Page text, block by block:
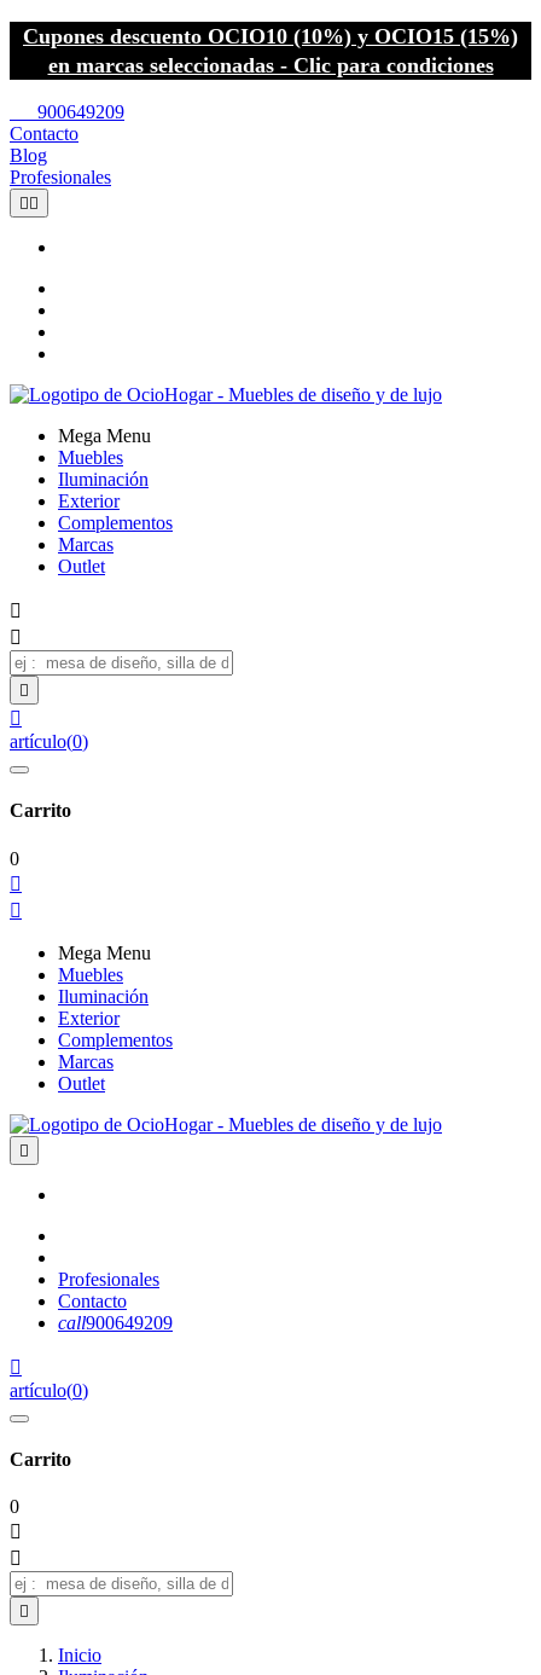
Cupones descuento OCIO10 (10%) y OCIO15 (15%)
en marcas seleccionadas - Clic para condiciones
900649209
Contacto
Blog
Profesionales
 
Mega Menu
Muebles
Iluminación
Exterior
Complementos
Marcas
Outlet




artículo(0)
Carrito
0


Mega Menu
Muebles
Iluminación
Exterior
Complementos
Marcas
Outlet

Profesionales
Contacto
call900649209

artículo(0)
Carrito
0



Inicio